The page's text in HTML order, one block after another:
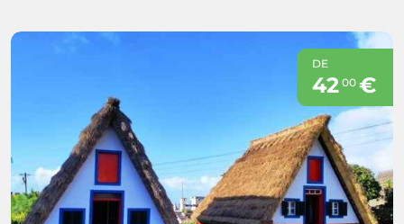
DE
42 00€